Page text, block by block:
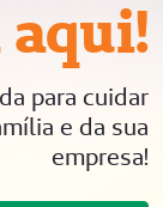
para cuidar
e da sua
empresa!